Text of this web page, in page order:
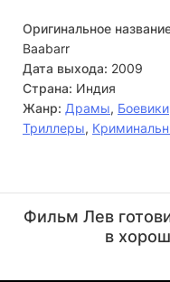
Оригинальное
Baabarr
Дата выхода: 2009
Страна: Индия
Жанр: Драмы, Боевики
Триллеры,
(Sarfaraz Qurish...)
Фильм Лев
в